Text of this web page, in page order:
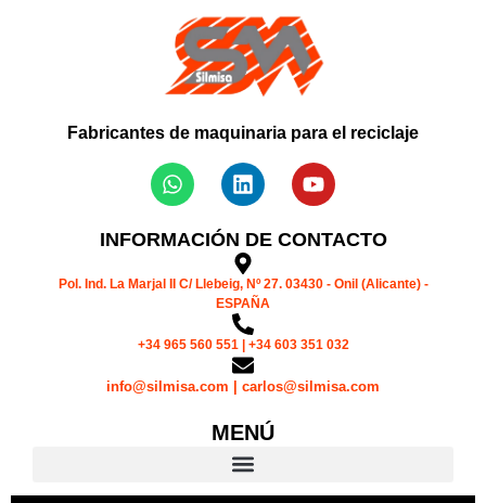
Fabricantes de maquinaria para el reciclaje
INFORMACIÓN DE CONTACTO
Pol. Ind. La Marjal II C/ Llebeig, Nº 27. 03430 - Onil (Alicante) -
ESPAÑA
+34 965 560 551 | +34 603 351 032
info@silmisa.com | carlos@silmisa.com
MENÚ